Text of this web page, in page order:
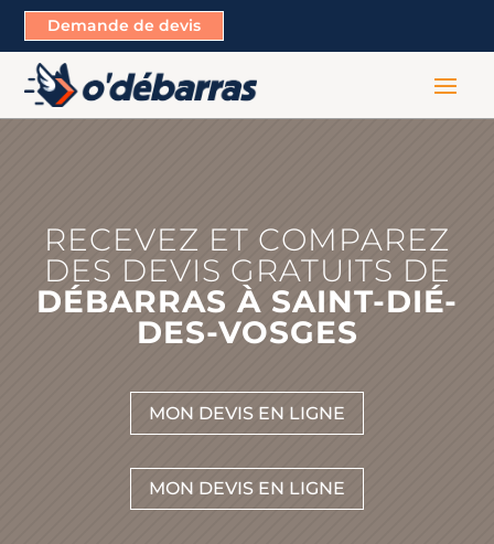
Demande de devis
RECEVEZ ET COMPAREZ
DES DEVIS GRATUITS DE
DÉBARRAS À SAINT-DIÉ-
DES-VOSGES
MON DEVIS EN LIGNE
MON DEVIS EN LIGNE